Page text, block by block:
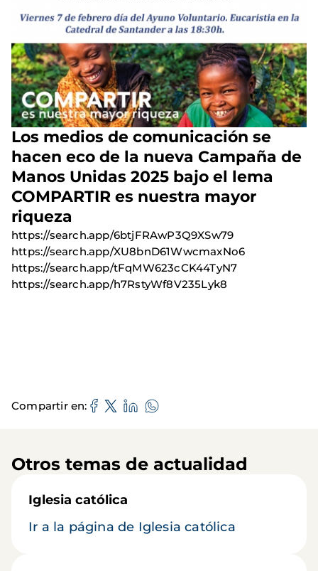
Los medios de comunicación se
hacen eco de la nueva Campaña de
Manos Unidas 2025 bajo el lema
COMPARTIR es nuestra mayor
riqueza
https://search.app/6btjFRAwP3Q9XSw79
https://search.app/XU8bnD61WwcmaxNo6
https://search.app/tFqMW623cCK44TyN7
https://search.app/h7RstyWf8V235Lyk8
Compartir en
Otros temas de actualidad
Iglesia católica
Ir a la página de Iglesia católica